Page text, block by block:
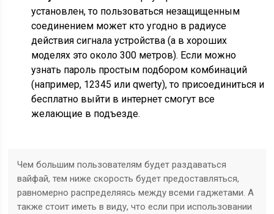
установлен, то пользоваться незащищенным
соединением может кто угодно в радиусе
действия сигнала устройства (а в хороших
моделях это около 300 метров). Если можно
узнать пароль простым подбором комбинаций
(например, 12345 или qwerty), то присоединиться и
бесплатно выйти в интернет смогут все
желающие в подъезде.
Чем большим пользователям будет раздаваться
вайфай, тем ниже скорость будет предоставляться,
равномерно распределяясь между всеми гаджетами. А
также стоит иметь в виду, что если при использовании